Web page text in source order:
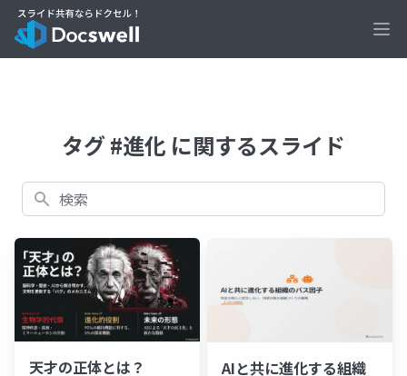
タグ #進化 に関するスライド
検索
天才の正体とは？
AIと共に進化する組織